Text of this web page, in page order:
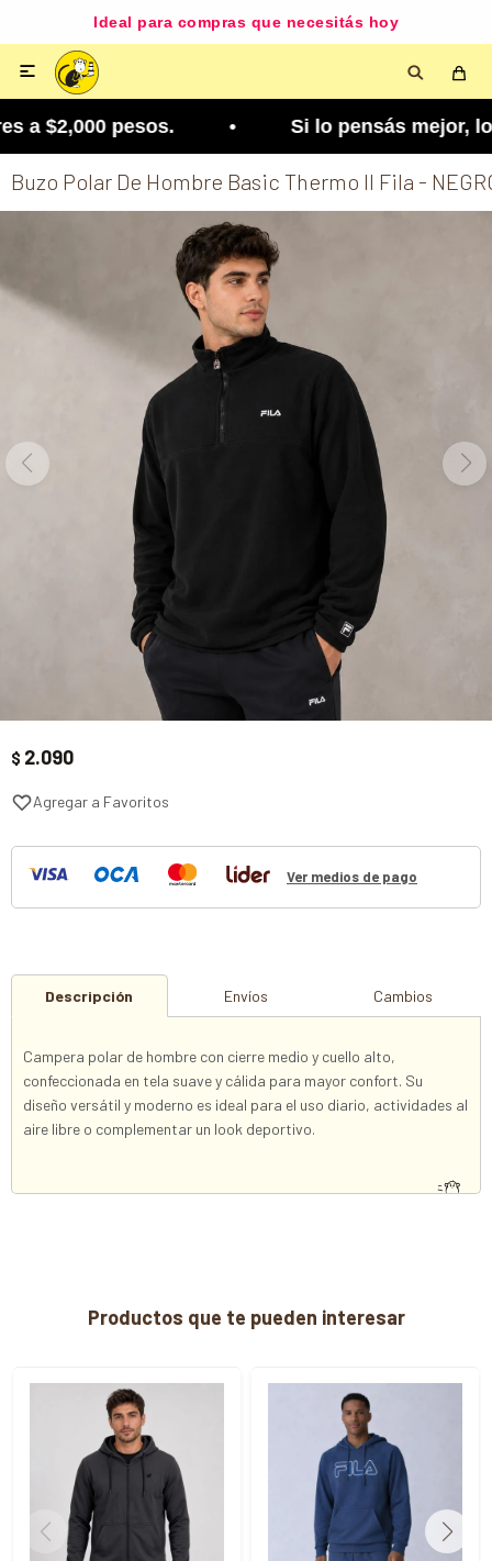
Ideal para compras que necesitás hoy

a $2,000 pesos. • Si lo pensás mejor, lo
Buzo Polar De Hombre Basic Thermo ll Fila -
$ 2.090
Ver medios de pago
Descripción Envíos Cambios
Campera polar de hombre con cierre medio y cuello alto,
confeccionada en tela suave y cálida para mayor confort. Su
diseño versátil y moderno es ideal para el uso diario, actividades al
aire libre o complementar un look deportivo.
Productos que te pueden interesar